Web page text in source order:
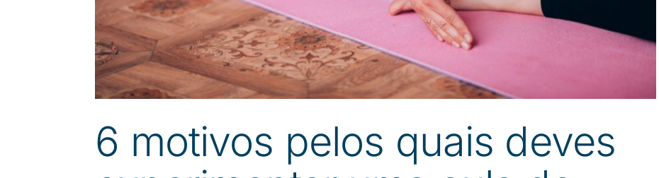
6 motivos pelos quais deves